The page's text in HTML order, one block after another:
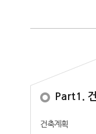
Part1.
건축계획